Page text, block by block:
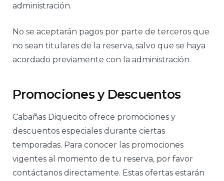
administración.
No se aceptarán pagos por parte de terceros que
no sean titulares de la reserva, salvo que se haya
acordado previamente con la administración.
Promociones y Descuentos
Cabañas Diquecito ofrece promociones y
descuentos especiales durante ciertas
temporadas. Para conocer las promociones
vigentes al momento de tu reserva, por favor
contáctanos directamente. Estas ofertas estarán